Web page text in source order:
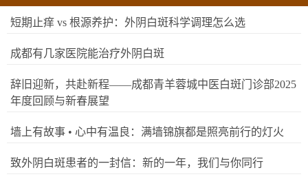
短期止痒 vs 根源养护：外阴白斑科学调理怎么选
成都有几家医院能治疗外阴白斑
辞旧迎新，共赴新程——成都青羊蓉城中医白斑门诊部2025
年度回顾与新春展望
墙上有故事 • 心中有温良：满墙锦旗都是照亮前行的灯火
致外阴白斑患者的一封信：新的一年，我们与你同行